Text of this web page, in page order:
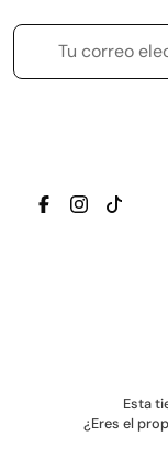
TRANSLATION
Esta
¿Eres el